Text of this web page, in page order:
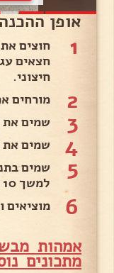
אופן
1
חוצים
חצאים
חיצוני.
2 מורחים
3 שמים את
4 שמים את
5
למשך 10 דקות.
6 מוציאים
אמהות
מתכונים